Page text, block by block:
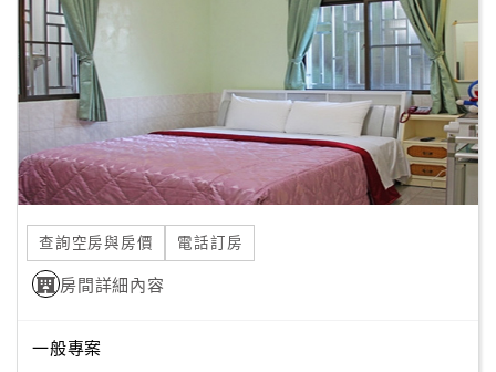
顧
客
滿
意
訂
單
管
理
查詢空房與房價 電話訂房
房間詳細內容
一般專案